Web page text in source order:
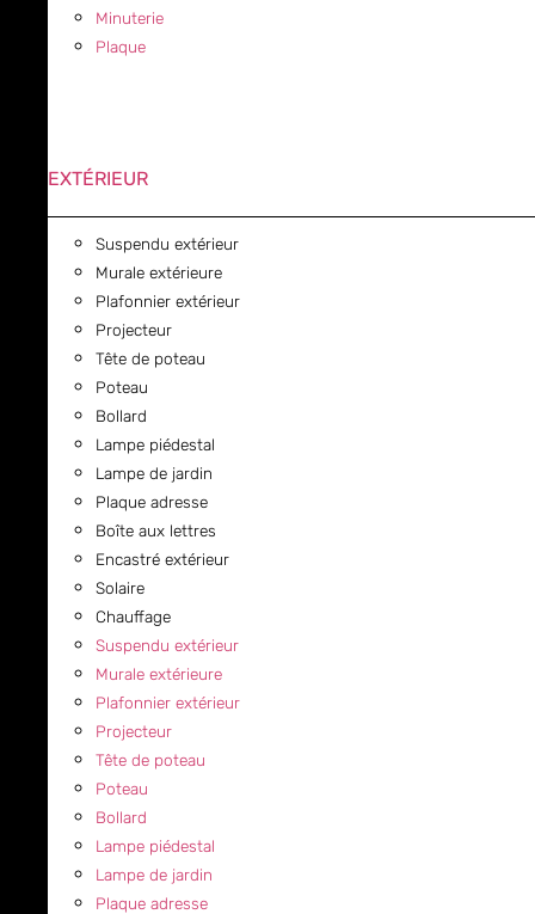
Minuterie
Plaque
EXTÉRIEUR
Suspendu extérieur
Murale extérieure
Plafonnier extérieur
Projecteur
Tête de poteau
Poteau
Bollard
Lampe piédestal
Lampe de jardin
Plaque adresse
Boîte aux lettres
Encastré extérieur
Solaire
Chauffage
Suspendu extérieur
Murale extérieure
Plafonnier extérieur
Projecteur
Tête de poteau
Poteau
Bollard
Lampe piédestal
Lampe de jardin
Plaque adresse